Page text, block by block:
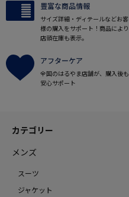
豊富な商品情報
サイズ詳細・ディテールなどお客
様の購入をサポート！商品により
店頭在庫も表示。
アフターケア
全国のはるやま店舗が、購入後も
安心サポート
カテゴリー
メンズ
スーツ
ジャケット